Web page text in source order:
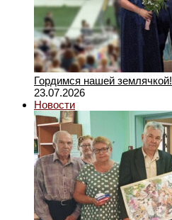
Гордимся нашей землячкой!
23.07.2026
Новости